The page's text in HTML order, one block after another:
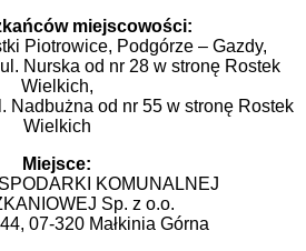
miejscowości:
Piotrowice, Podgórze – Gazdy,
Nurska od nr 28 w stronę Rostek
Wielkich,
Nadbużna od nr 55 w stronę Rostek
Wielkich
Miejsce:
KOMUNALNEJ
Sp. z o.o.
07-320 Małkinia Górna